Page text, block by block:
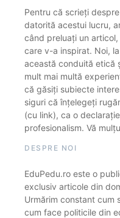
Pentru că scrieți
datorită acestui lucru,
când preluați un
care v-a inspirat. Noi,
această conduită etică
mult mai multă
că găsiți subiecte
siguri că înțelegeți
(cu link), ca o
profesionalism. Vă
DESPRE NOI
EduPedu.ro este o
exclusiv articole din
Urmărim constant cum
cum face politicile din